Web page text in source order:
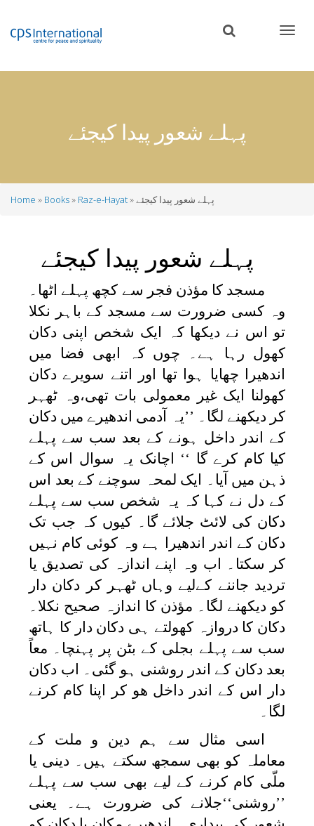
content
پہلے شعور پیدا کیجئے
Home Books Raz-e-Hayat پہلے شعور پیدا کیجئے
پہلے شعور پیدا کیجئے
مسجد کا مؤذن فجر سے کچھ پہلے اٹھا۔
وہ کسی ضرورت سے مسجد کے باہر نکلا
تو اس نے دیکھا کہ ایک شخص اپنی دکان
کھول رہا ہے۔ چوں کہ ابھی فضا میں
اندھیرا چھایا ہوا تھا اور اتنے سویرے دکان
کھولنا ایک غیر معمولی بات تھی،وہ ٹھہر
کر دیکھنے لگا۔ ’’یہ آدمی اندھیرے میں دکان
کے اندر داخل ہونے کے بعد سب سے پہلے
کیا کام کرے گا ‘‘ اچانک یہ سوال اس کے
ذہن میں آیا۔ ایک لمحہ سوچنے کے بعد اس
کے دل نے کہا کہ یہ شخص سب سے پہلے
دکان کی لائٹ جلائے گا۔ کیوں کہ جب تک
دکان کے اندر اندھیرا ہے وہ کوئی کام نہیں
کر سکتا۔ اب وہ اپنے اندازہ کی تصدیق یا
تردید جاننے کےلیے وہاں ٹھہر کر دکان دار
کو دیکھنے لگا۔ مؤذن کا اندازہ صحیح نکلا۔
دکان کا دروازہ کھولتے ہی دکان دار کا ہاتھ
سب سے پہلے بجلی کے بٹن پر پہنچا۔ معاً
بعد دکان کے اندر روشنی ہو گئی۔ اب دكان
دار اس كے اندر داخل هو كر اپنا كام كرنے
لگا۔
اسی مثال سے ہم دین و ملت کے
معاملہ کو بھی سمجھ سکتے ہیں۔ دینی یا
ملّی کام کرنے کے لیے بھی سب سے پہلے
’’روشنی‘‘جلانے کی ضرورت ہے۔ یعنی